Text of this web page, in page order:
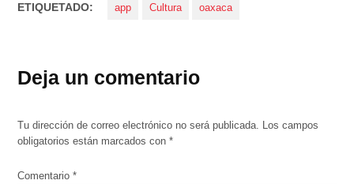
ETIQUETADO: app Cultura oaxaca
Deja un comentario
Tu dirección de correo electrónico no será publicada. Los campos
obligatorios están marcados con*
Comentario*